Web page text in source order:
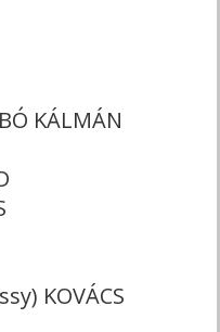
KÁLMÁN
KOVÁCS